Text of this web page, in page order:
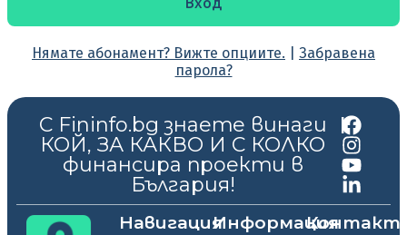
Нямате абонамент? Вижте опциите.
Забравена
парола?
С Fininfo.bg знаете винаги
КОЙ, ЗА КАКВО И С КОЛКО
финансира проекти в
България!
|
НавигацияИнформация